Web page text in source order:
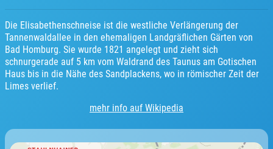
Die Elisabethenschneise ist die westliche Verlängerung der
Tannenwaldallee in den ehemaligen Landgräflichen Gärten von
Bad Homburg. Sie wurde 1821 angelegt und zieht sich
schnurgerade auf 5 km vom Waldrand des Taunus am Gotischen
Haus bis in die Nähe des Sandplackens, wo in römischer Zeit der
Limes verlief.
mehr info auf Wikipedia